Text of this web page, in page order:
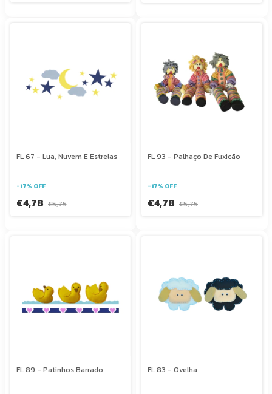
FL 67 - Lua, Nuvem E Estrelas
-17% OFF
€4,78 €5,75
FL 93 - Palhaço De Fuxicão
-17% OFF
€4,78 €5,75
FL 89 - Patinhos Barrado FL 83 - Ovelha